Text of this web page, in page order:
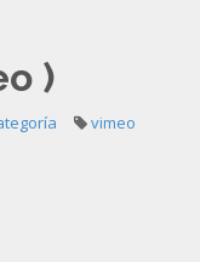
)
vimeo